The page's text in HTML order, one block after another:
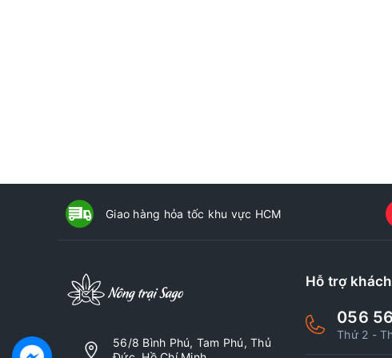
Giao hàng hỏa tốc khu vực HCM
56/8 Bình Phú, Tam Phú, Thủ
Hỗ trợ
056
Thứ 2 -